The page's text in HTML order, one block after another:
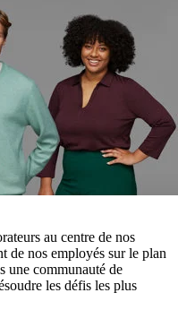
au centre de nos
de nos employés sur le plan
une communauté de
les défis les plus